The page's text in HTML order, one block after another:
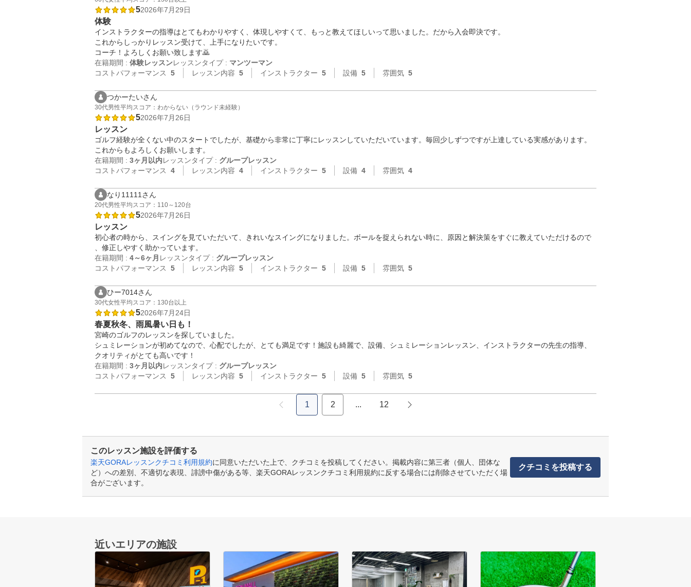
52026年7月29日
体験
インストラクターの指導はとてもわかりやすく、体現しやすくて、もっと教えてほしいって思いました。だから入会即決です。
これからしっかりレッスン受けて、上手になりたいです。
コーチ！よろしくお願い致します🙇
在籍期間 : 体験レッスンレッスンタイプ : マンツーマン
コストパフォーマンス
5 レッスン内容 5 インストラクター 5 設備 5 雰囲気 5
つかーたいさん
30代男性平均スコア：わからない（ラウンド未経験）
52026年7月26日
レッスン
ゴルフ経験が全くない中のスタートでしたが、基礎から非常に丁寧にレッスンしていただいています。毎回少しずつですが上達している実感があります。
これからもよろしくお願いします。
在籍期間 : 3ヶ月以内レッスンタイプ : グループレッスン
コストパフォーマンス
4 レッスン内容 4 インストラクター 5 設備 4 雰囲気 4
なり11111さん
20代男性平均スコア：110～120台
52026年7月26日
レッスン
初心者の時から、スイングを見ていただいて、きれいなスイングになりました。ボールを捉えられない時に、原因と解決策をすぐに教えていただけるので
、修正しやすく助かっています。
在籍期間 : 4～6ヶ月 レッスンタイプ : グループレッスン
コストパフォーマンス
5 レッスン内容 5 インストラクター 5 設備 5 雰囲気 5
ひー7014さん
30代女性平均スコア：130台以上
52026年7月24日
春夏秋冬、雨風暑い日も！
宮崎のゴルフのレッスンを探していました。
シュミレーションが初めてなので、心配でしたが、とても満足です！施設も綺麗で、設備、シュミレーションレッスン、インストラクターの先生の指導、
クオリティがとても高いです！
在籍期間 : 3ヶ月以内レッスンタイプ : グループレッスン
コストパフォーマンス
5 レッスン内容 5 インストラクター 5 設備 5 雰囲気 5
1 2 ... 12
このレッスン施設を評価する
楽天GORAレッスンクチコミ利用規約に同意いただいた上で、クチコミを投稿してください。掲載内容に第三者（個人、団体な
ど）への差別、不適切な表現、誹謗中傷がある等、楽天GORAレッスンクチコミ利用規約に反する場合には削除させていただく場
合がございます。
クチコミを投稿する
近いエリアの施設